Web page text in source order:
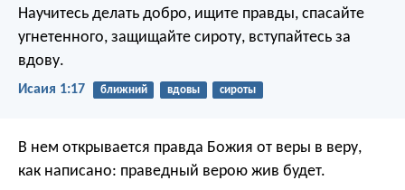
Научитесь делать добро, ищите правды, спасайте
угнетенного, защищайте сироту, вступайтесь за
вдову.
Исаия 1:17 ближний вдовы сироты
В нем открывается правда Божия от веры в веру,
как написано: праведный верою жив будет.